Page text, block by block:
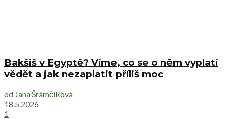
Bakšiš v Egyptě? Víme, co se o něm vyplatí
vědět a jak nezaplatit příliš moc
od Jana Šrámčíková
18.5.2026
1